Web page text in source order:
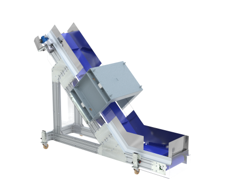
cannocchiali in acciaio zincato, gambe in
tubolare in metallo zincato, piedini di
livellamento
Tappeto
modulare PP superficie blue
Trasmissione
diretta in traino (lato sinistro), riduttore
con frizione, motore asincrono trifase
multi tensione 230/400Vac-50Hz-3F